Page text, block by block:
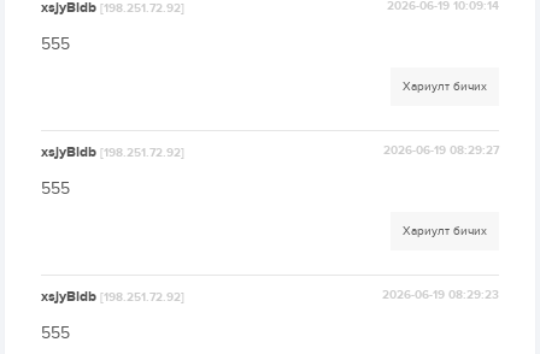
xsjyBldb[198.251.72.92] 2026-06-19 10:09:14
555
Хариулт бичих
xsjyBldb[198.251.72.92] 2026-06-19 08:29:27
555
Хариулт бичих
xsjyBldb[198.251.72.92] 2026-06-19 08:29:23
555